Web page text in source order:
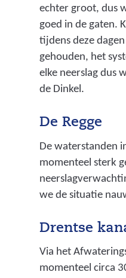
e
n
)
echter groot, dus
goed in de gaten.
tijdens deze
gehouden, het
elke neerslag dus
de Dinkel.
De Regge
De waterstanden
momenteel sterk
we de situatie
Drentse
Via het
momenteel circa